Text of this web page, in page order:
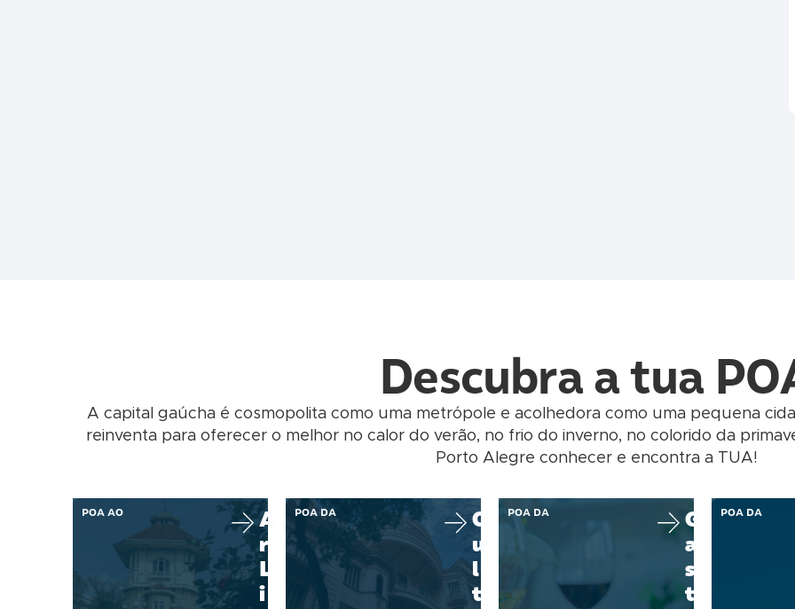
Descubra a tua
A capital gaúcha é cosmopolita como uma metrópole e acolhedora como uma pequena
reinventa para oferecer o melhor no calor do verão, no frio do inverno, no colorido da
Porto Alegre conhecer e encontra a TUA!
POA AO
A
r
L
i
POA DA
C
u
l
t
POA DA
G
a
s
t
POA DA